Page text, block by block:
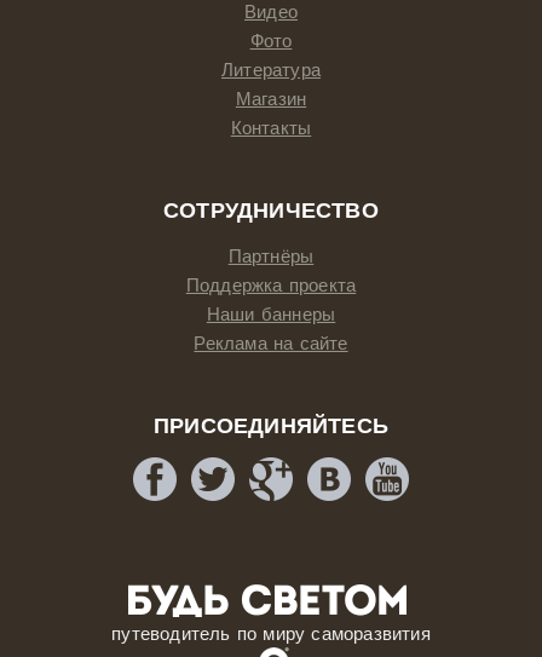
Видео
Фото
Литература
Магазин
Контакты
СОТРУДНИЧЕСТВО
Партнёры
Поддержка проекта
Наши баннеры
Реклама на сайте
ПРИСОЕДИНЯЙТЕСЬ
путеводитель по миру саморазвития